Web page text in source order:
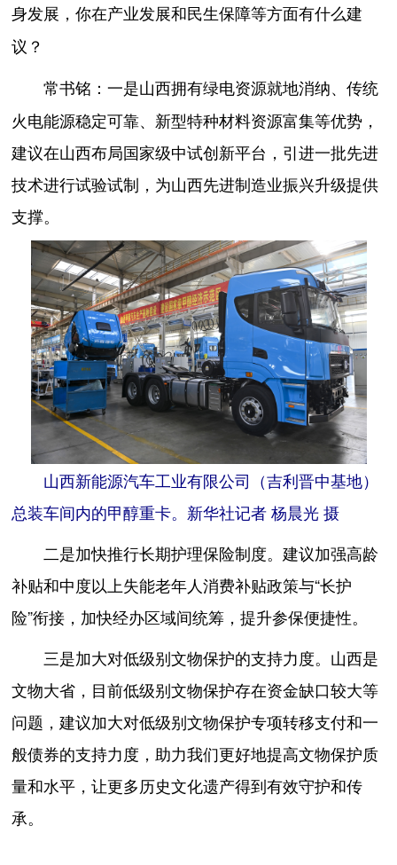
身发展，你在产业发展和民生保障等方面有什么建
议？
常书铭：一是山西拥有绿电资源就地消纳、传统
火电能源稳定可靠、新型特种材料资源富集等优势，
建议在山西布局国家级中试创新平台，引进一批先进
技术进行试验试制，为山西先进制造业振兴升级提供
支撑。
山西新能源汽车工业有限公司（吉利晋中基地）
总装车间内的甲醇重卡。新华社记者 杨晨光 摄
二是加快推行长期护理保险制度。建议加强高龄
补贴和中度以上失能老年人消费补贴政策与“长护
险”衔接，加快经办区域间统筹，提升参保便捷性。
三是加大对低级别文物保护的支持力度。山西是
文物大省，目前低级别文物保护存在资金缺口较大等
问题，建议加大对低级别文物保护专项转移支付和一
般债券的支持力度，助力我们更好地提高文物保护质
量和水平，让更多历史文化遗产得到有效守护和传
承。